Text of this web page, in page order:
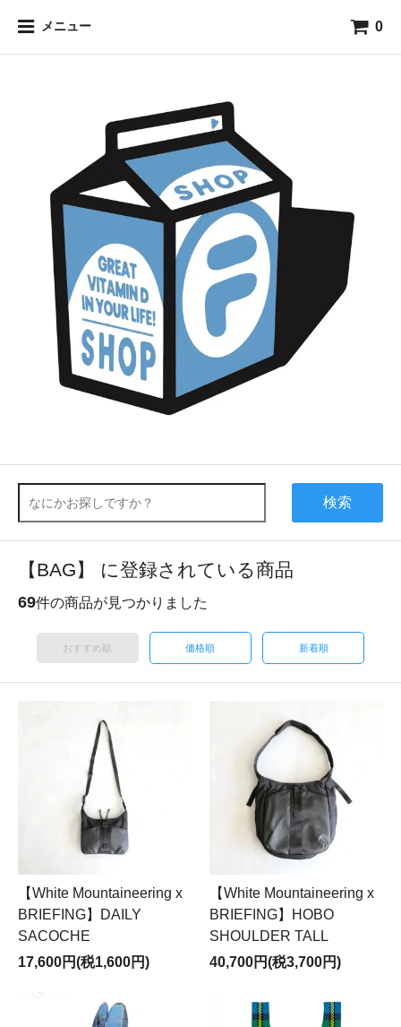
メニュー 0
検索
【BAG】 に登録されている商品
69件の商品が見つかりました
おすすめ順 価格順 新着順
【White Mountaineering x
BRIEFING】DAILY
SACOCHE
17,600円(税1,600円)
【White Mountaineering x
BRIEFING】HOBO
SHOULDER TALL
40,700円(税3,700円)